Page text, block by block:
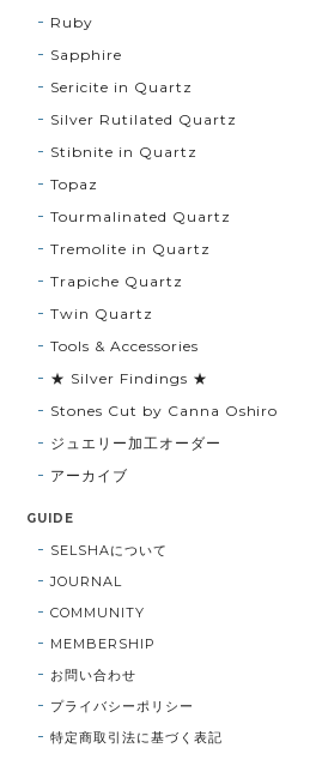
Ruby
Sapphire
Sericite in Quartz
Silver Rutilated Quartz
Stibnite in Quartz
Topaz
Tourmalinated Quartz
Tremolite in Quartz
Trapiche Quartz
Twin Quartz
Tools & Accessories
★ Silver Findings ★
Stones Cut by Canna Oshiro
ジュエリー加工オーダー
アーカイブ
GUIDE
SELSHAについて
JOURNAL
COMMUNITY
MEMBERSHIP
お問い合わせ
プライバシーポリシー
特定商取引法に基づく表記